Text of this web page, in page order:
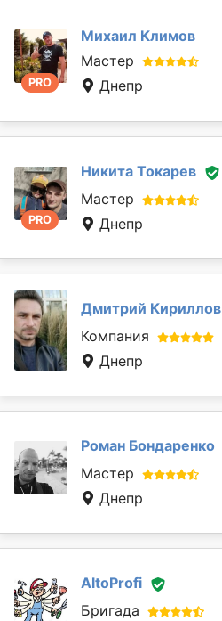
PRO
Михаил Климов
Мастер
Днепр
PRO
Никита Токарев
Мастер
Днепр
Дмитрий Кириллов
Компания
Днепр
Роман Бондаренко
Мастер
Днепр
AltoProfi
Бригада